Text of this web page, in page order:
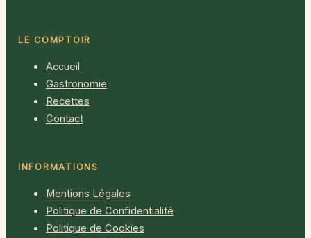
LE COMPTOIR
Accueil
Gastronomie
Recettes
Contact
INFORMATIONS
Mentions Légales
Politique de Confidentialité
Politique de Cookies